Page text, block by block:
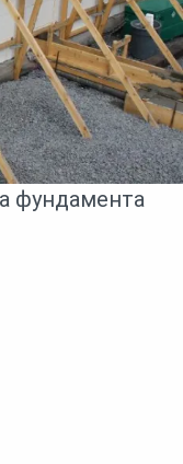
фундамента